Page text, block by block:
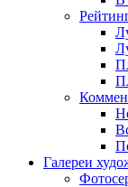
Галереи